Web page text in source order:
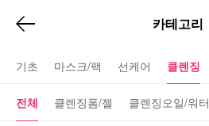
카테고리
기초 마스크/팩 선케어 클렌징
전체 클렌징폼/젤 클렌징오일/워터